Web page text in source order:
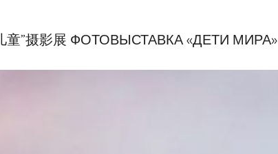
童”摄影展 ФОТОВЫСТАВКА «ДЕТИ МИРА»